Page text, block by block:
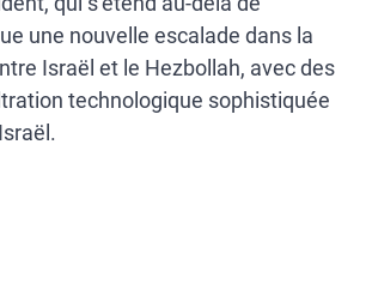
une nouvelle escalade dans la
Israël et le Hezbollah, avec des
technologique sophistiquée